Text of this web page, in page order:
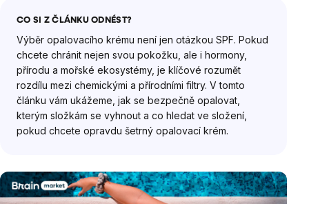
CO SI Z ČLÁNKU ODNÉST?
Výběr opalovacího krému není jen otázkou SPF. Pokud
chcete chránit nejen svou pokožku, ale i hormony,
přírodu a mořské ekosystémy, je klíčové rozumět
rozdílu mezi chemickými a přírodními filtry. V tomto
článku vám ukážeme, jak se bezpečně opalovat,
kterým složkám se vyhnout a co hledat ve složení,
pokud chcete opravdu šetrný opalovací krém.